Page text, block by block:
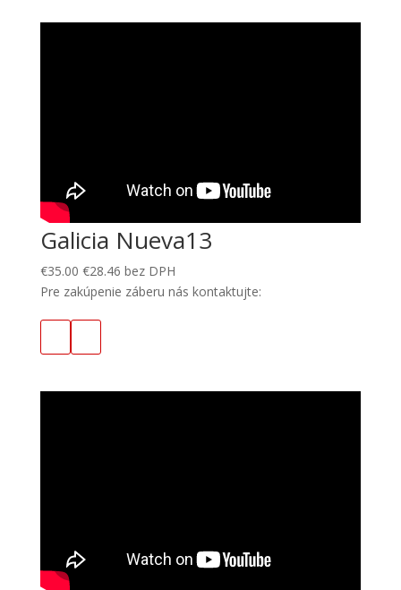
Galicia Nueva13
€35.00 €28.46 bez DPH
Pre zakúpenie záberu nás kontaktujte: